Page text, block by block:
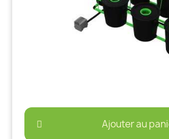
Ajouter au